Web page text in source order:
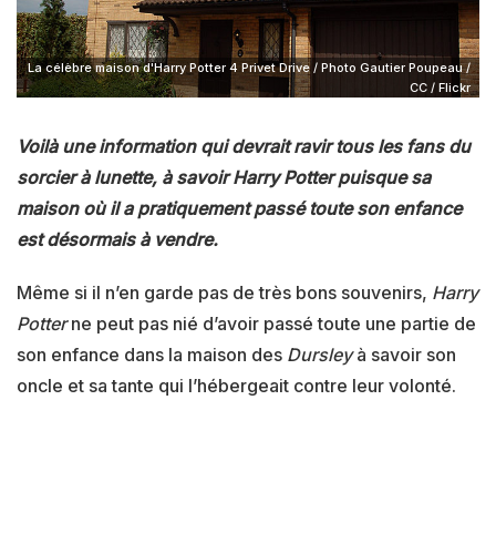
La célèbre maison d'Harry Potter 4 Privet Drive / Photo Gautier Poupeau /
CC / Flickr
Voilà une information qui devrait ravir tous les fans du
sorcier à lunette, à savoir Harry Potter puisque sa
maison où il a pratiquement passé toute son enfance
est désormais à vendre.
Même si il n’en garde pas de très bons souvenirs, Harry
Potterne peut pas nié d’avoir passé toute une partie de
son enfance dans la maison des Dursleyà savoir son
oncle et sa tante qui l’hébergeait contre leur volonté.